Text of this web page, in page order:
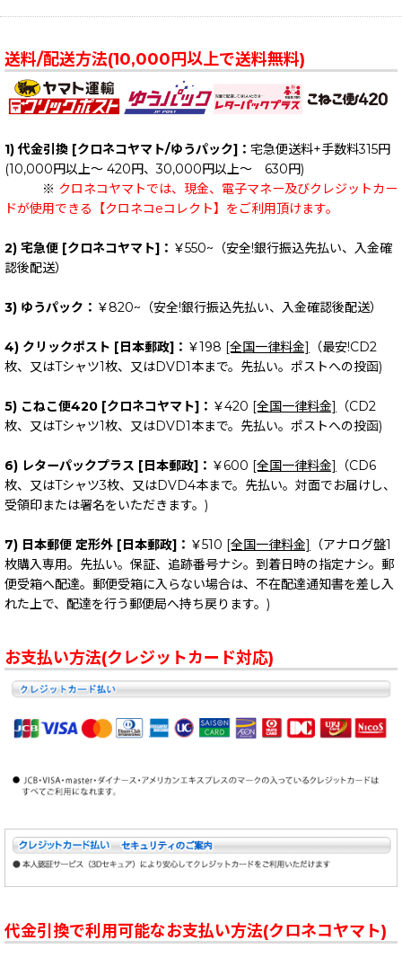
送料/配送方法(10,000円以上で送料無料)
1) 代金引換 [クロネコヤマト/ゆうパック]： 宅急便送料+手数料315円
(10,000円以上～ 420円、30,000円以上～ 630円)
※ クロネコヤマトでは、現金、電子マネー及びクレジットカー
ドが使用できる【クロネコeコレクト】をご利用頂けます。
2) 宅急便 [クロネコヤマト]： ￥550~（安全!銀行振込先払い、入金確
認後配送）
3) ゆうパック： ￥820~（安全!銀行振込先払い、入金確認後配送）
4) クリックポスト [日本郵政]： ￥198 [全国一律料金]
（最安!CD2
枚、又はTシャツ1枚、又はDVD1本まで。先払い。ポストへの投函)
5) こねこ便420 [クロネコヤマト]： ￥420 [全国一律料金]
（CD2
枚、又はTシャツ1枚、又はDVD1本まで。先払い。ポストへの投函)
6) レターパックプラス [日本郵政]： ￥600 [全国一律料金]
（CD6
枚、又はTシャツ3枚、又はDVD4本まで。先払い。対面でお届けし、
受領印または署名をいただきます。)
7) 日本郵便 定形外 [日本郵政]： ￥510 [全国一律料金]
（アナログ盤1
枚購入専用。先払い。保証、追跡番号ナシ。到着日時の指定ナシ。郵
便受箱へ配達。郵便受箱に入らない場合は、不在配達通知書を差し入
れた上で、配達を行う郵便局へ持ち戻ります。)
お支払い方法(クレジットカード対応)
代金引換で利用可能なお支払い方法(クロネコヤマト)